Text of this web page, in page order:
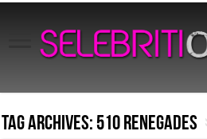
Tag Archives: 510 Renegades